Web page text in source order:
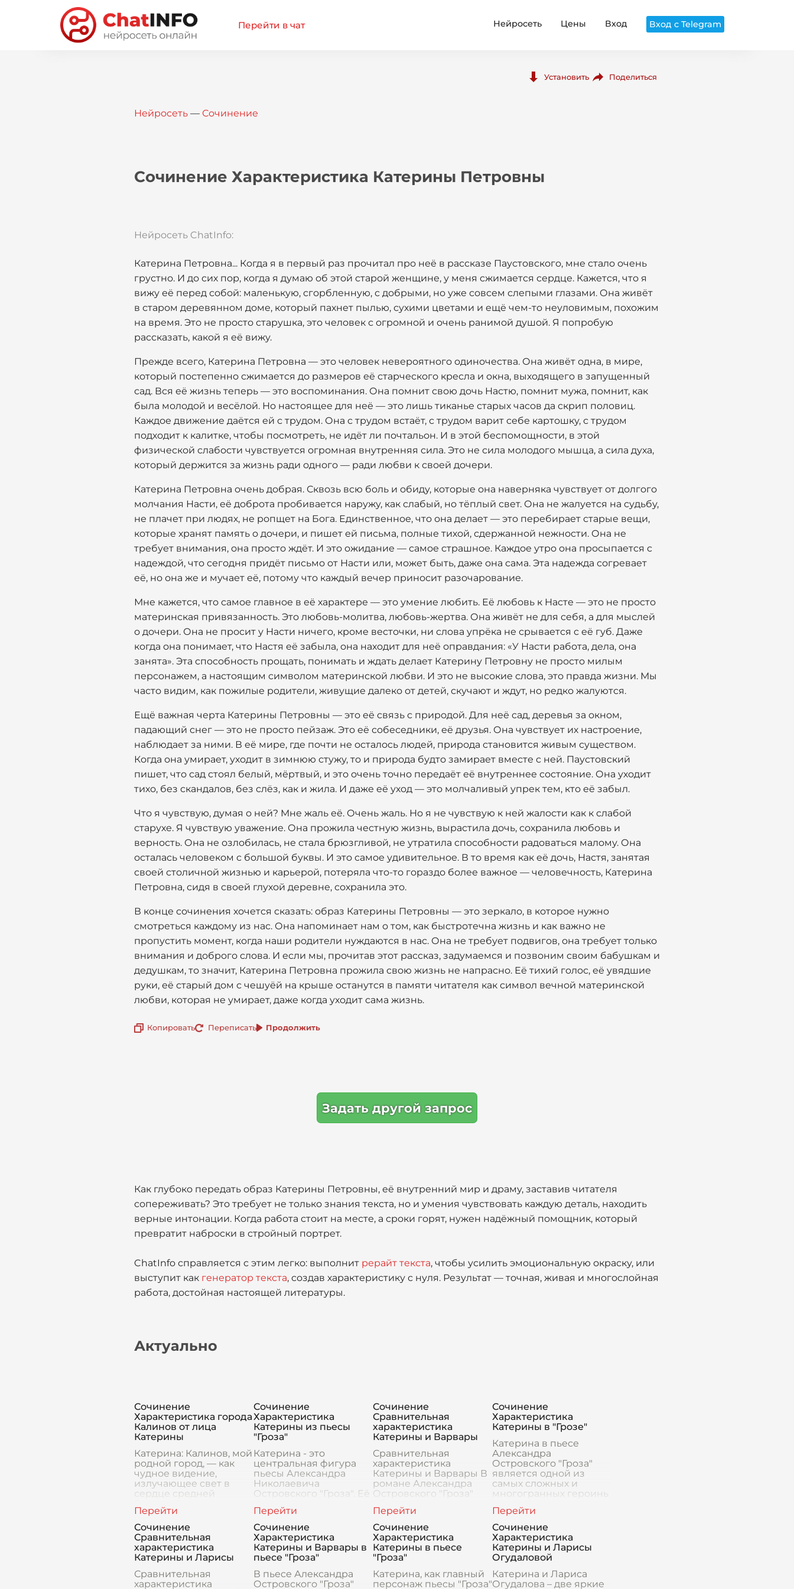
Перейти в чат Нейросеть Цены Вход Вход с Telegram
Установить Поделиться
Нейросеть — Сочинение
Сочинение Характеристика Катерины Петровны
Нейросеть ChatInfo:
Катерина Петровна... Когда я в первый раз прочитал про неё в рассказе Паустовского, мне стало очень
грустно. И до сих пор, когда я думаю об этой старой женщине, у меня сжимается сердце. Кажется, что я
вижу её перед собой: маленькую, сгорбленную, с добрыми, но уже совсем слепыми глазами. Она живёт
в старом деревянном доме, который пахнет пылью, сухими цветами и ещё чем-то неуловимым, похожим
на время. Это не просто старушка, это человек с огромной и очень ранимой душой. Я попробую
рассказать, какой я её вижу.
Прежде всего, Катерина Петровна — это человек невероятного одиночества. Она живёт одна, в мире,
который постепенно сжимается до размеров её старческого кресла и окна, выходящего в запущенный
сад. Вся её жизнь теперь — это воспоминания. Она помнит свою дочь Настю, помнит мужа, помнит, как
была молодой и весёлой. Но настоящее для неё — это лишь тиканье старых часов да скрип половиц.
Каждое движение даётся ей с трудом. Она с трудом встаёт, с трудом варит себе картошку, с трудом
подходит к калитке, чтобы посмотреть, не идёт ли почтальон. И в этой беспомощности, в этой
физической слабости чувствуется огромная внутренняя сила. Это не сила молодого мышца, а сила духа,
который держится за жизнь ради одного — ради любви к своей дочери.
Катерина Петровна очень добрая. Сквозь всю боль и обиду, которые она наверняка чувствует от долгого
молчания Насти, её доброта пробивается наружу, как слабый, но тёплый свет. Она не жалуется на судьбу,
не плачет при людях, не ропщет на Бога. Единственное, что она делает — это перебирает старые вещи,
которые хранят память о дочери, и пишет ей письма, полные тихой, сдержанной нежности. Она не
требует внимания, она просто ждёт. И это ожидание — самое страшное. Каждое утро она просыпается с
надеждой, что сегодня придёт письмо от Насти или, может быть, даже она сама. Эта надежда согревает
её, но она же и мучает её, потому что каждый вечер приносит разочарование.
Мне кажется, что самое главное в её характере — это умение любить. Её любовь к Насте — это не просто
материнская привязанность. Это любовь-молитва, любовь-жертва. Она живёт не для себя, а для мыслей
о дочери. Она не просит у Насти ничего, кроме весточки, ни слова упрёка не срывается с её губ. Даже
когда она понимает, что Настя её забыла, она находит для неё оправдания: «У Насти работа, дела, она
занята». Эта способность прощать, понимать и ждать делает Катерину Петровну не просто милым
персонажем, а настоящим символом материнской любви. И это не высокие слова, это правда жизни. Мы
часто видим, как пожилые родители, живущие далеко от детей, скучают и ждут, но редко жалуются.
Ещё важная черта Катерины Петровны — это её связь с природой. Для неё сад, деревья за окном,
падающий снег — это не просто пейзаж. Это её собеседники, её друзья. Она чувствует их настроение,
наблюдает за ними. В её мире, где почти не осталось людей, природа становится живым существом.
Когда она умирает, уходит в зимнюю стужу, то и природа будто замирает вместе с ней. Паустовский
пишет, что сад стоял белый, мёртвый, и это очень точно передаёт её внутреннее состояние. Она уходит
тихо, без скандалов, без слёз, как и жила. И даже её уход — это молчаливый упрек тем, кто её забыл.
Что я чувствую, думая о ней? Мне жаль её. Очень жаль. Но я не чувствую к ней жалости как к слабой
старухе. Я чувствую уважение. Она прожила честную жизнь, вырастила дочь, сохранила любовь и
верность. Она не озлобилась, не стала брюзгливой, не утратила способности радоваться малому. Она
осталась человеком с большой буквы. И это самое удивительное. В то время как её дочь, Настя, занятая
своей столичной жизнью и карьерой, потеряла что-то гораздо более важное — человечность, Катерина
Петровна, сидя в своей глухой деревне, сохранила это.
В конце сочинения хочется сказать: образ Катерины Петровны — это зеркало, в которое нужно
смотреться каждому из нас. Она напоминает нам о том, как быстротечна жизнь и как важно не
пропустить момент, когда наши родители нуждаются в нас. Она не требует подвигов, она требует только
внимания и доброго слова. И если мы, прочитав этот рассказ, задумаемся и позвоним своим бабушкам и
дедушкам, то значит, Катерина Петровна прожила свою жизнь не напрасно. Её тихий голос, её увядшие
руки, её старый дом с чешуёй на крыше останутся в памяти читателя как символ вечной материнской
любви, которая не умирает, даже когда уходит сама жизнь.
Копировать Переписать Продолжить
Задать другой запрос
Как глубоко передать образ Катерины Петровны, её внутренний мир и драму, заставив читателя
сопереживать? Это требует не только знания текста, но и умения чувствовать каждую деталь, находить
верные интонации. Когда работа стоит на месте, а сроки горят, нужен надёжный помощник, который
превратит наброски в стройный портрет.
ChatInfo справляется с этим легко: выполнит рерайт текста, чтобы усилить эмоциональную окраску, или
выступит как генератор текста, создав характеристику с нуля. Результат — точная, живая и многослойная
работа, достойная настоящей литературы.
Актуально
Сочинение
Характеристика города
Калинов от лица
Катерины
Катерина: Калинов, мой
родной город, — как
чудное видение,
излучающее свет в
сердце средней
раскидистые липы
обрамляют его узкие
улочки, создавая тень и
прохладу
Сочинение
Характеристика
Катерины из пьесы
"Гроза"
Катерина - это
центральная фигура
пьесы Александра
Николаевича
Островского "Гроза". Её
трагическая судьба
делают её одной из
наиболее
запоминающихся
героинь русс
Сочинение
Сравнительная
характеристика
Катерины и Варвары
Сравнительная
характеристика
Катерины и Варвары В
романе Александра
Островского "Гроза"
Варвары выступают как
контрастные
персонажи,
воплощающие
различные черты
Сочинение
Характеристика
Катерины в "Грозе"
Катерина в пьесе
Александра
Островского "Гроза"
является одной из
самых сложных и
многогранных героинь
XIX века. Она
представляет собой
идеал чистоты и
нравствен
Сочинение
Сравнительная
характеристика
Катерины и Ларисы
Сравнительная
характеристика
Сочинение
Характеристика
Катерины и Варвары в
пьесе "Гроза"
В пьесе Александра
Островского "Гроза"
Сочинение
Характеристика
Катерины в пьесе
"Гроза"
Катерина, как главный
персонаж пьесы "Гроза"
Сочинение
Характеристика
Катерины и Ларисы
Огудаловой
Катерина и Лариса
Огудалова – две яркие